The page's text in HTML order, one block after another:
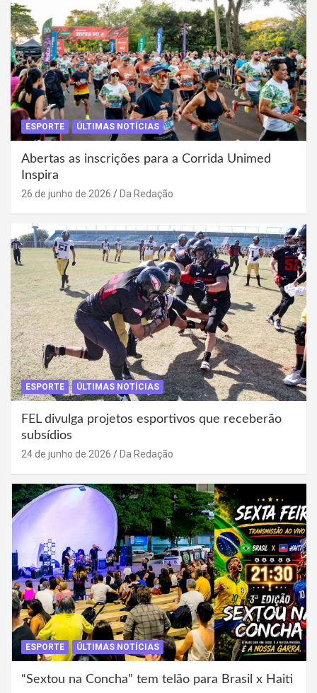
ESPORTE ÚLTIMAS NOTÍCIAS
Abertas as inscrições para a Corrida Unimed
Inspira
26 de junho de 2026 Da Redação
ESPORTE ÚLTIMAS NOTÍCIAS
FEL divulga projetos esportivos que receberão
subsídios
24 de junho de 2026 Da Redação
ESPORTE ÚLTIMAS NOTÍCIAS
“Sextou na Concha” tem telão para Brasil x Haiti